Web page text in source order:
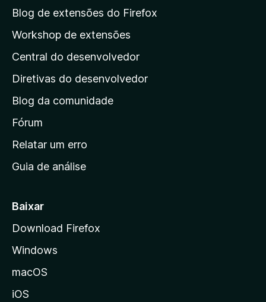
a
á
g
i
a
i
n
c
a
d
a
z
Blog de extensões do Firefox
Workshop de extensões
Central do desenvolvedor
Diretivas do desenvolvedor
Blog da comunidade
Fórum
Relatar um erro
Guia de análise
Baixar
Download Firefox
Windows
macOS
iOS